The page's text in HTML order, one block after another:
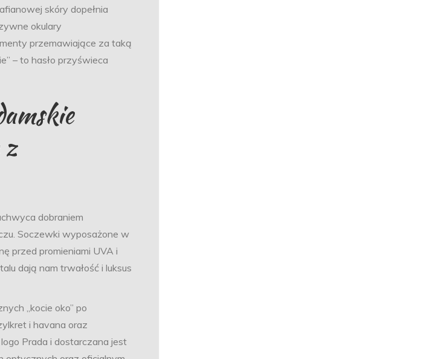
skóry dopełnia
okulary
przemawiające za taką
– to hasło przyświeca
dobraniem
Soczewki wyposażone w
przed promieniami UVA i
dają nam trwałość i luksus
„kocie oko” po
i havana oraz
Prada i dostarczana jest